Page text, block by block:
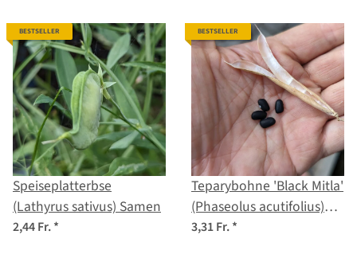
BESTSELLER
Speiseplatterbse
(Lathyrus sativus) Samen
2,44 Fr.*
BESTSELLER
Teparybohne 'Black Mitla'
(Phaseolus acutifolius)
Samen
3,31 Fr.*